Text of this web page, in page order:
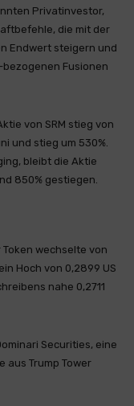
Privatinvestor,
die mit der
Endwert steigern und
Fusionen
von SRM stieg von
und stieg um 530%.
bleibt die Aktie
850% gestiegen.
Token wechselte von
Hoch von 0,2899 US
nahe 0,2711
Securities, eine
aus Trump Tower